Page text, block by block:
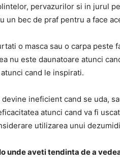
pervazurilor si in jurul
un bec de praf pentru a face
o masca sau o carpa peste
nu este daunatoare atunci
cand le inspirati.
ineficient cand se uda,
atunci cand va fi
utilizarea unui
unde aveti tendinta de a